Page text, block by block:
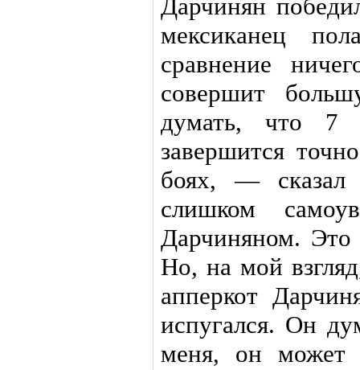
Дарчинян
мексиканец
сравнение
совершит
думать, что 7
завершится
боях, —
слишком
Дарчиняном.
Но, на мой
апперкот
испугался. Он
меня, он может